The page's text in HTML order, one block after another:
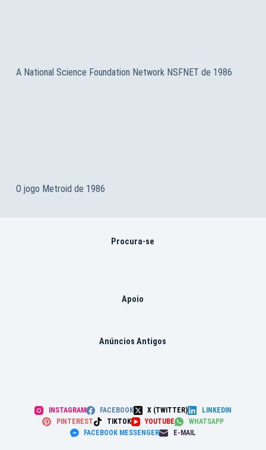
A National Science Foundation Network NSFNET de 1986
O jogo Metroid de 1986
Procura-se
Apoio
Anúncios Antigos
INSTAGRAM FACEBOOK X (TWITTER)
LINKEDIN
PINTEREST
TIKTOK YOUTUBE
WHATSAPP
FACEBOOK MESSENGER
E-MAIL